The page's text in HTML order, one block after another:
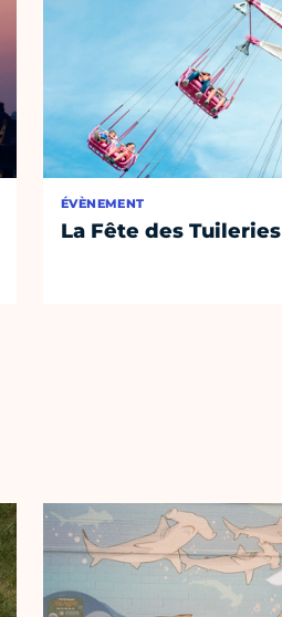
ÉVÈNEMENT
La Fête des Tuileries